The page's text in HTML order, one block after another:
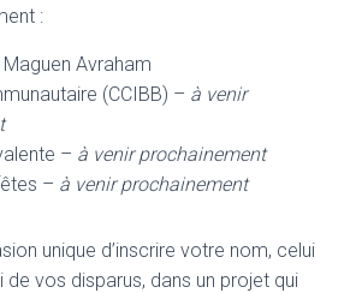
:
Avraham
(CCIBB) – à venir
– à venir prochainement
– à venir prochainement
unique d’inscrire votre nom, celui
de vos disparus, dans un projet qui